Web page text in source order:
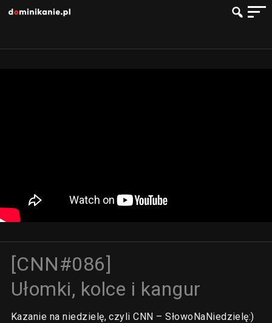
[CNN#086]
Ułomki, kolce i kangur
Kazanie na niedzielę, czyli CNN – SłowoNaNiedzielę:)